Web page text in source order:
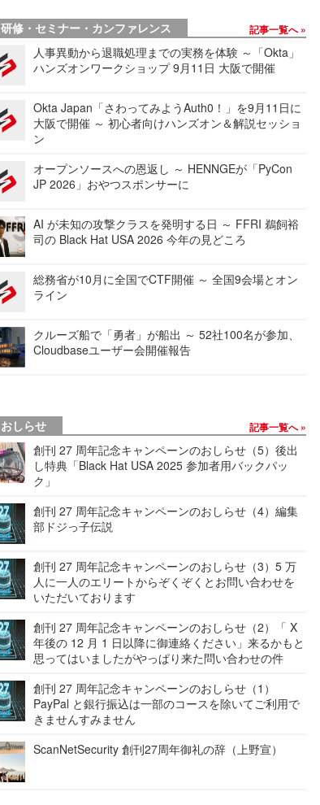
研修・セミナー・カンファレンス 記事一覧へ
人事異動から退職処理までの実務を体験 ～「Okta」
ハンズオンワークショップ 9月11日 大阪で開催
Okta Japan「さわってみようAuth0！」を9月11日に
大阪で開催 ～ 初心者向けハンズオン＆解説セッショ
ン
オープンソースへの恩返し ～ HENNGEが「PyCon
JP 2026」おやつスポンサーに
AI が未知の攻撃クラスを発明する日 ～ FFRI 鵜飼裕
司の Black Hat USA 2026 今年の見どころ
総務省が10月に全国でCTF開催 ～ 全国9会場とオン
ライン
クルーズ船で「勇者」が船出 ～ 52社100名が参加、
Cloudbaseユーザー会開催報告
おしらせ 記事一覧へ
創刊 27 周年記念キャンペーンのおしらせ（5）後出
し特典「Black Hat USA 2025 参加者用バックパッ
ク」
創刊 27 周年記念キャンペーンのおしらせ（4）編集
部ドジっ子伝説
創刊 27 周年記念キャンペーンのおしらせ（3）5 万
人に一人のエリートからぞくぞくとお問い合わせを
いただいております
創刊 27 周年記念キャンペーンのおしらせ（2）「 X
年後の 12 月 1 日以降に御連絡ください」来るかもと
思ってはいましたがやっぱり来た問い合わせの件
創刊 27 周年記念キャンペーンのおしらせ（1）
PayPal と銀行振込は一部のコースを除いてご利用で
きませんすみません
ScanNetSecurity 創刊27周年御礼の辞（上野宣）